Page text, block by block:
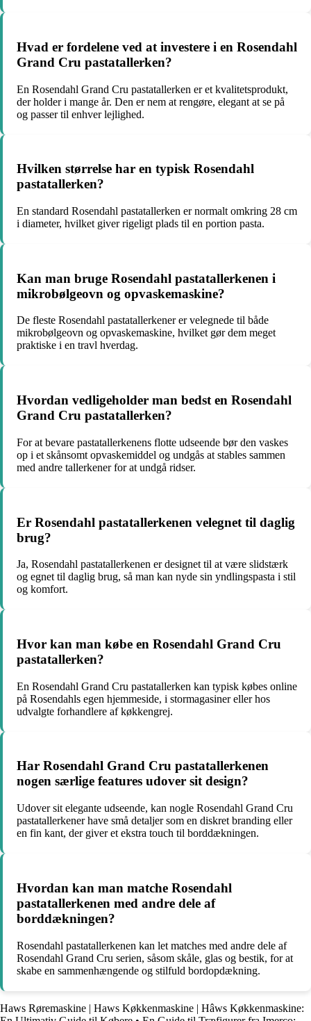
Hvad er fordelene ved at investere i en Rosendahl
Grand Cru pastatallerken?
En Rosendahl Grand Cru pastatallerken er et kvalitetsprodukt,
der holder i mange år. Den er nem at rengøre, elegant at se på
og passer til enhver lejlighed.
Hvilken størrelse har en typisk Rosendahl
pastatallerken?
En standard Rosendahl pastatallerken er normalt omkring 28 cm
i diameter, hvilket giver rigeligt plads til en portion pasta.
Kan man bruge Rosendahl pastatallerkenen i
mikrobølgeovn og opvaskemaskine?
De fleste Rosendahl pastatallerkener er velegnede til både
mikrobølgeovn og opvaskemaskine, hvilket gør dem meget
praktiske i en travl hverdag.
Hvordan vedligeholder man bedst en Rosendahl
Grand Cru pastatallerken?
For at bevare pastatallerkenens flotte udseende bør den vaskes
op i et skånsomt opvaskemiddel og undgås at stables sammen
med andre tallerkener for at undgå ridser.
Er Rosendahl pastatallerkenen velegnet til daglig
brug?
Ja, Rosendahl pastatallerkenen er designet til at være slidstærk
og egnet til daglig brug, så man kan nyde sin yndlingspasta i stil
og komfort.
Hvor kan man købe en Rosendahl Grand Cru
pastatallerken?
En Rosendahl Grand Cru pastatallerken kan typisk købes online
på Rosendahls egen hjemmeside, i stormagasiner eller hos
udvalgte forhandlere af køkkengrej.
Har Rosendahl Grand Cru pastatallerkenen
nogen særlige features udover sit design?
Udover sit elegante udseende, kan nogle Rosendahl Grand Cru
pastatallerkener have små detaljer som en diskret branding eller
en fin kant, der giver et ekstra touch til borddækningen.
Hvordan kan man matche Rosendahl
pastatallerkenen med andre dele af
borddækningen?
Rosendahl pastatallerkenen kan let matches med andre dele af
Rosendahl Grand Cru serien, såsom skåle, glas og bestik, for at
skabe en sammenhængende og stilfuld bordopdækning.
Haws Røremaskine | Haws Køkkenmaskine | Hâws Køkkenmaskine: